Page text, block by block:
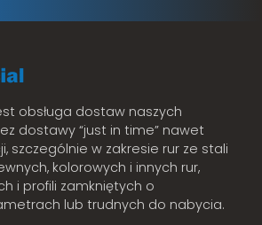
obsługa dostaw naszych
dostawy “just in time” nawet
szczególnie w zakresie rur ze stali
kolorowych i innych rur,
i profili zamkniętych o
lub trudnych do nabycia.